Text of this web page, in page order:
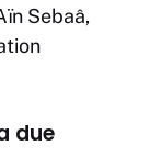
Sebaâ,
due